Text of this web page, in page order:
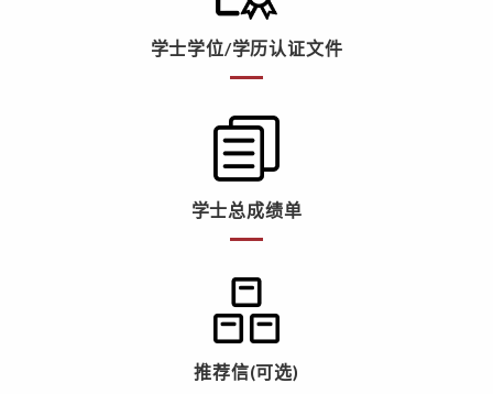
学士学位/学历认证文件
学士总成绩单
推荐信(可选)